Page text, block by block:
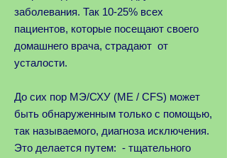
заболевания. Так 10-25% всех
пациентов, которые посещают своего
домашнего врача, страдают от
усталости.
До сих пор МЭ/СХУ (ME / CFS) может
быть обнаруженным только с помощью,
так называемого, диагноза исключения.
Это делается путем: - тщательного